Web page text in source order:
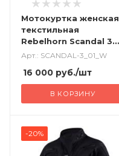
Мотокуртка женская
текстильная
Rebelhorn Scandal 3
черный
Арт.: SCANDAL-3_01_W
16 000 руб./шт
В КОРЗИНУ
-20%